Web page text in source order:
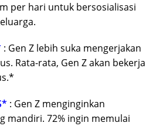
per hari untuk bersosialisasi
: Gen Z lebih suka mengerjakan
Rata-rata, Gen Z akan bekerja
: Gen Z menginginkan
mandiri. 72% ingin memulai